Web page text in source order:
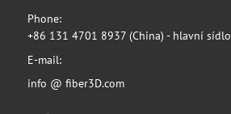
Phone:
+86 131 4701 8937 (China) - hlavní sídlo
E-mail:
info @ fiber3D.com